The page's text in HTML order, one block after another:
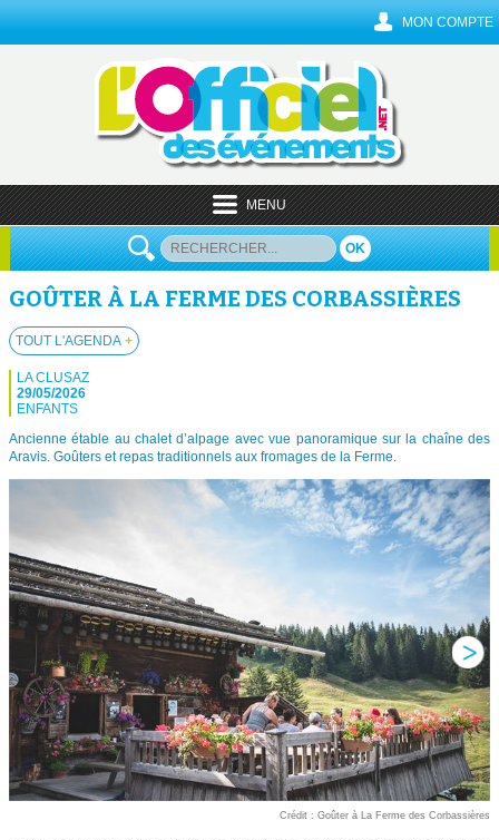
MON COMPTE
MENU
OK
GOÛTER À LA FERME DES CORBASSIÈRES
TOUT L'AGENDA +
LA CLUSAZ
29/05/2026
ENFANTS
Ancienne étable au chalet d’alpage avec vue panoramique sur la chaîne des
Aravis. Goûters et repas traditionnels aux fromages de la Ferme.
Crédit : Goûter à La Ferme des Corbassières